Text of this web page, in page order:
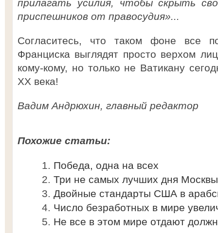
прилагать усилия, чтобы скрыть
приспешников от правосудия»...
Согласитесь, что таком фоне все
Франциска выглядят просто верхом
кому-кому, но только не Ватикану
XX века!
Вадим Андрюхин, главный редактор
Похожие статьи:
Победа, одна на всех
Три не самых лучших дня Москвы
Двойные стандарты США в
Число безработных в мире
Не все в этом мире отдают